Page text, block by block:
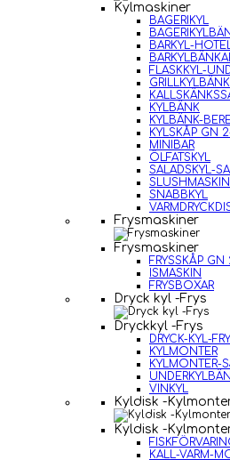
Kylmaskiner
BAGERIKYL
BARKYL-
FLASKKYL-
GRILLKYLBÄNK
KYLBÄNK
KYLBÄNK-
KYLSKÅP GN
MINIBAR
ÖLFATSKYL
SALADSKYL-
SLUSHMASKIN
SNABBKYL
Frysmaskiner
Frysmaskiner
FRYSSKÅP GN
ISMASKIN
FRYSBOXAR
Dryck kyl -Frys
Dryckkyl -Frys
DRYCK-KYL-
KYLMONTER
KYLMONTER-
VINKYL
Kyldisk -
Kyldisk -
KALL-VARM-